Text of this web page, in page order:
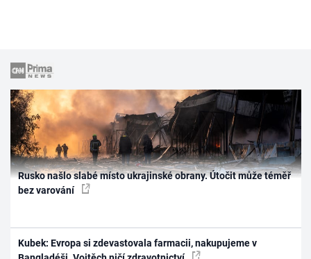
Rusko našlo slabé místo ukrajinské obrany. Útočit může téměř
bez varování
Kubek: Evropa si zdevastovala farmacii, nakupujeme v